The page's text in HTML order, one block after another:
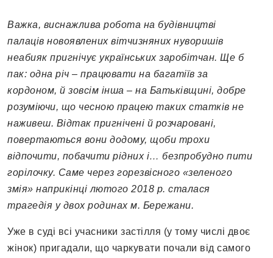
Важка, виснажлива робота на будівництві
палаців новоявлених вітчизняних нуворишів
неабияк пригнічує українських заробітчан. Ще б
пак: одна річ – працювати на багатіїв за
кордоном, й зовсім інша – на Батьківщині, добре
розуміючи, що чесною працею таких статків не
наживеш. Відтак пригнічені й розчаровані,
повертаються вони додому, щоби трохи
відпочити, побачити рідних і… безпробудно пити
горілочку. Саме через горезвісного «зеленого
змія» наприкінці лютого 2018 р. сталася
трагедія у двох родинах м. Бережани.
Уже в суді всі учасники застілля (у тому числі двоє
жінок) пригадали, що чаркувати почали від самого